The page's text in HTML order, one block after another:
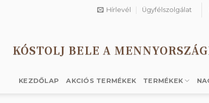
Hírlevél Ügyfélszolgálat
KÓSTOLJ BELE A
KEZDŐLAP AKCIÓS TERMÉKEK TERMÉKEK